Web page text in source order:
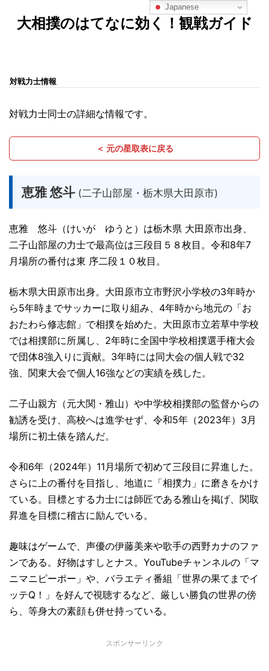
大相撲のはてなに効く！観戦ガイド
対戦力士情報
対戦力士同士の詳細な情報です。
＜ 元の星取表に戻る
恵雅 悠斗 (二子山部屋・栃木県大田原市)
恵雅 悠斗（けいが ゆうと）は栃木県 大田原市出身、
二子山部屋の力士で最高位は三段目５８枚目。令和8年7
月場所の番付は東 序二段１０枚目。
栃木県大田原市出身。大田原市立市野沢小学校の3年時か
ら5年時までサッカーに取り組み、4年時から地元の「お
おたわら修志館」で相撲を始めた。大田原市立若草中学校
では相撲部に所属し、2年時に全国中学校相撲選手権大会
で団体8強入りに貢献。3年時には同大会の個人戦で32
強、関東大会で個人16強などの実績を残した。
二子山親方（元大関・雅山）や中学校相撲部の監督からの
勧誘を受け、高校へは進学せず、令和5年（2023年）3月
場所に初土俵を踏んだ。
令和6年（2024年）11月場所で初めて三段目に昇進した。
さらに上の番付を目指し、地道に「相撲力」に磨きをかけ
ている。目標とする力士には師匠である雅山を掲げ、関取
昇進を目標に稽古に励んでいる。
趣味はゲームで、声優の伊藤美来や歌手の西野カナのファ
ンである。好物はすしとナス。YouTubeチャンネルの「マ
ニマニピーポー」や、バラエティ番組「世界の果てまでイ
ッテQ！」を好んで視聴するなど、厳しい勝負の世界の傍
ら、等身大の素顔も併せ持っている。
スポンサーリンク
Japanese